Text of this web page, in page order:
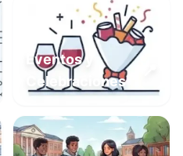
Eventos y
Celebraciones